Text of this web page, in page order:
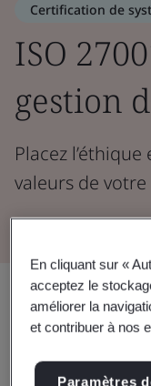
Certification de
ISO
gestion
Placez
valeurs de
Des conseils
de la
En cliquant sur «
acceptez le
améliorer la
et contribuer à nos
Paramètres